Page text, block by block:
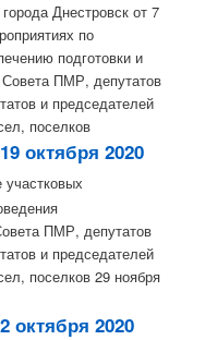
Днестровск от 7
по
подготовки и
ПМР, депутатов
и председателей
поселков
октября 2020
ПМР, депутатов
и председателей
поселков 29 ноября
октября 2020